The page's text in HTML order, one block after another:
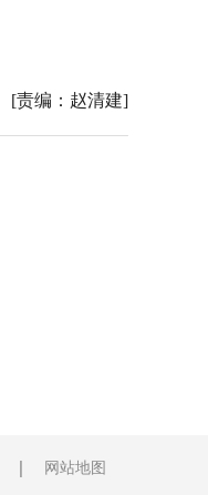
[责编：赵清建]
网站地图